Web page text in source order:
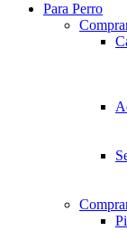
Para Perro